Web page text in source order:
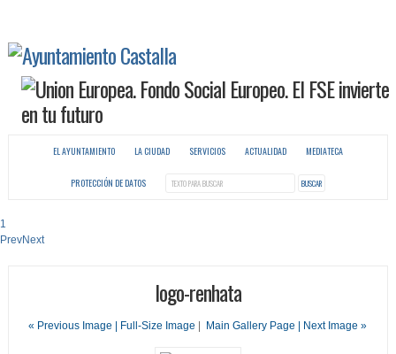
EL AYUNTAMIENTO LA CIUDAD SERVICIOS ACTUALIDAD MEDIATECA
PROTECCIÓN DE DATOS
1
PrevNext
logo-renhata
« Previous Image | Full-Size Image Main Gallery Page | Next Image »